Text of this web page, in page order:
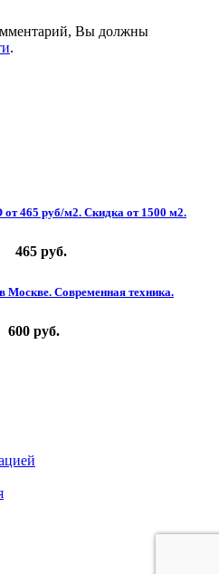
Вы должны
.
465 руб/м2. Скидка от 1500 м2.
465 руб.
Москве. Современная техника.
600 руб.